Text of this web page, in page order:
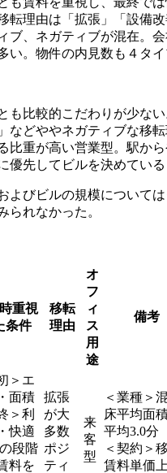
転理由は「拡張」「設備改
ブ、ネガティブが混在。
い。物件の内見数も４タイ
も比較的こだわりが少ない
などややネガティブな移
比重が高い営業型。駅か
優先してビルを決めている
よびビルの規模について
られなかった。
重視
条件
移転
理由
オ
フ
ィ
ス
用
途
備考
＞エ
面積
＞利
快適
段階
料を
拡張
が大
多数
ポジ
ティ
来
客
型
＜業種＞
床平均面
平均3.0分
＜契約＞
賃料単価